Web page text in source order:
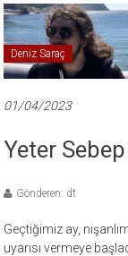
Deniz Saraç
01/04/2023
Yeter
Gönderen: dt
Geçtiğimiz ay,
uyarısı vermeye